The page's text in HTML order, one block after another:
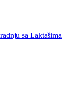
sa Laktašima